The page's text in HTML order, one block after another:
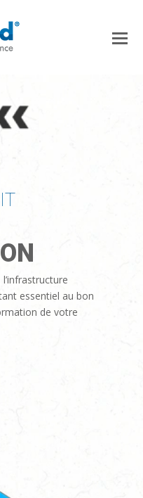
essentiel au bon
de votre